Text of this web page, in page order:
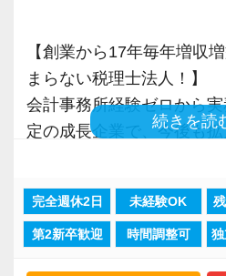
【創業から17年毎年増収
まらない税理士法人！】
会計事務所経験ゼロから
定の成長企業で、今後も
現在当社では「渋谷」「
「柏」「横浜」「大阪」
続きを読
完全週休2日 未経験OK
第2新卒歓迎 時間調整可